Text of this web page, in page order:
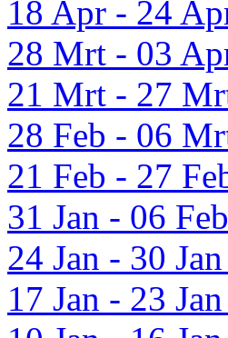
18 Apr - 24
28 Mrt - 03
21 Mrt - 27
28 Feb - 06
21 Feb - 27
31 Jan - 06
24 Jan - 30
17 Jan - 23